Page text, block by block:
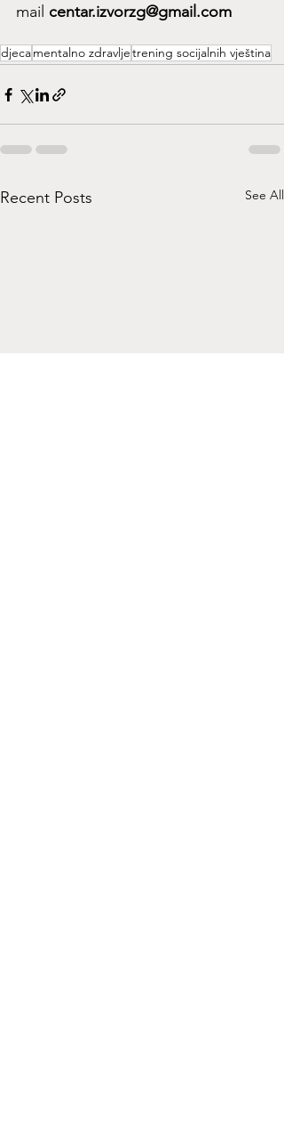
mail centar.izvorzg@gmail.com
djecamentalno zdravljetrening socijalnih vještina
Recent Posts See All